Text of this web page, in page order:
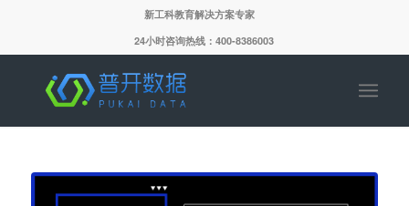
新工科教育解决方案专家
24小时咨询热线：400-8386003